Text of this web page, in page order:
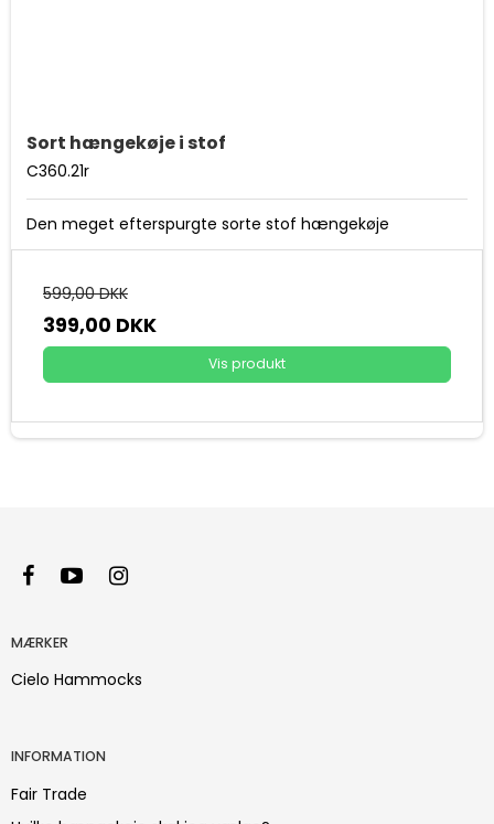
Sort hængekøje i stof
C360.21r
Den meget efterspurgte sorte stof hængekøje
599,00 DKK
399,00 DKK
Vis produkt
MÆRKER
Cielo Hammocks
INFORMATION
Fair Trade